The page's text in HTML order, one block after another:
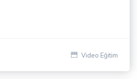
Video Eğitim